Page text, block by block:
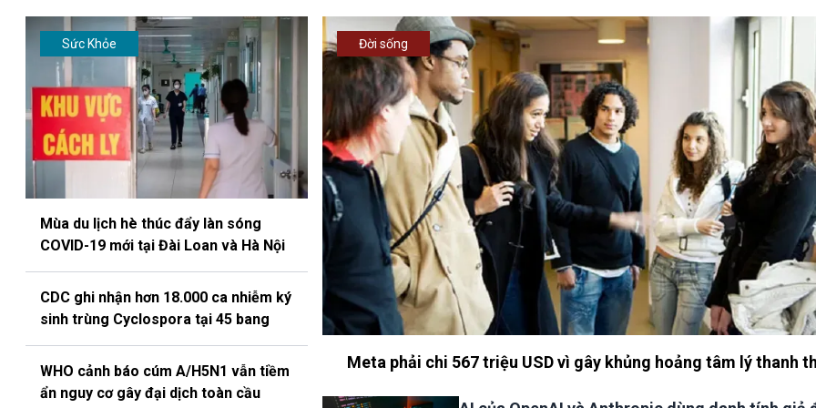
Sức Khỏe
Mùa du lịch hè thúc đẩy làn sóng
COVID-19 mới tại Đài Loan và Hà Nội
CDC ghi nhận hơn 18.000 ca nhiễm ký
sinh trùng Cyclospora tại 45 bang
WHO cảnh báo cúm A/H5N1 vẫn tiềm
ẩn nguy cơ gây đại dịch toàn cầu
Đời sống
Meta phải chi 567 triệu USD vì gây khủng hoảng tâm lý thanh